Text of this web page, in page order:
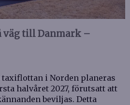
väg till Danmark –
taxiflottan i Norden planeras
halvåret 2027, förutsatt att
beviljas. Detta